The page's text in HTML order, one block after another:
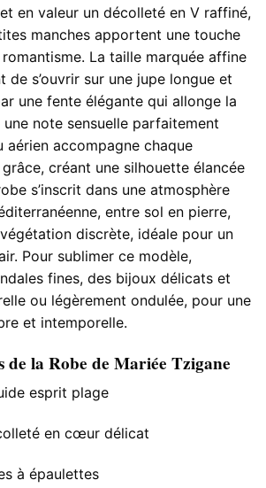
en valeur un décolleté en V raffiné,
manches apportent une touche
La taille marquée affine
de s’ouvrir sur une jupe longue et
une fente élégante qui allonge la
note sensuelle parfaitement
aérien accompagne chaque
créant une silhouette élancée
s’inscrit dans une atmosphère
entre sol en pierre,
discrète, idéale pour un
Pour sublimer ce modèle,
fines, des bijoux délicats et
ou légèrement ondulée, pour une
et intemporelle.
de la Robe de Mariée Tzigane​
esprit plage
en cœur délicat
à épaulettes